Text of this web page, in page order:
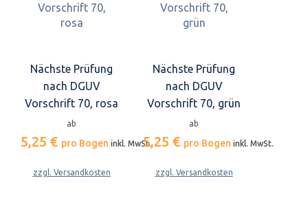
Nächste Prüfung
nach DGUV
Vorschrift 70, rosa
ab
5,25 € pro Bogen inkl. MwSt.
zzgl. Versandkosten
Nächste Prüfung
nach DGUV
Vorschrift 70, grün
ab
5,25 € pro Bogen inkl. MwSt.
zzgl. Versandkosten